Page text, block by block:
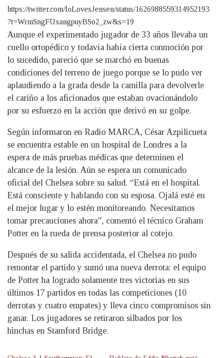
https://twitter.com/loLovesJensen/status/1626988559314952193
?t=WrmSngFUxangpuyBSo2_zw&s=19
Aunque el experimentado jugador de 33 años llevaba un
cuello ortopédico y todavía había cierta conmoción por
lo sucedido, pareció que se marchó en buenas
condiciones del terreno de juego porque se lo pudo ver
aplaudiendo a la grada desde la camilla para devolverle
el cariño a los aficionados que estaban ovacionándolo
por su esfuerzo en la acción que derivó en su golpe.
Según informaron en Radio MARCA, César Azpilicueta
se encuentra estable en un hospital de Londres a la
espera de más pruebas médicas que determinen el
alcance de la lesión. Aún se espera un comunicado
oficial del Chelsea sobre su salud. “Está en el hospital.
Está consciente y hablando con su esposa. Ojalá esté en
el mejor lugar y lo estén monitoreando. Necesitamos
tomar precauciones ahora”, comentó el técnico Graham
Potter en la rueda de prensa posterior al cotejo.
Después de su salida accidentada, el Chelsea no pudo
remontar el partido y sumó una nueva derrota: el equipo
de Potter ha logrado solamente tres victorias en sus
últimos 17 partidos en todas las competiciones (10
derrotas y cuatro empates) y lleva cinco compromisos sin
ganar. Los jugadores se retiraron silbados por los
hinchas en Stamford Bridge.